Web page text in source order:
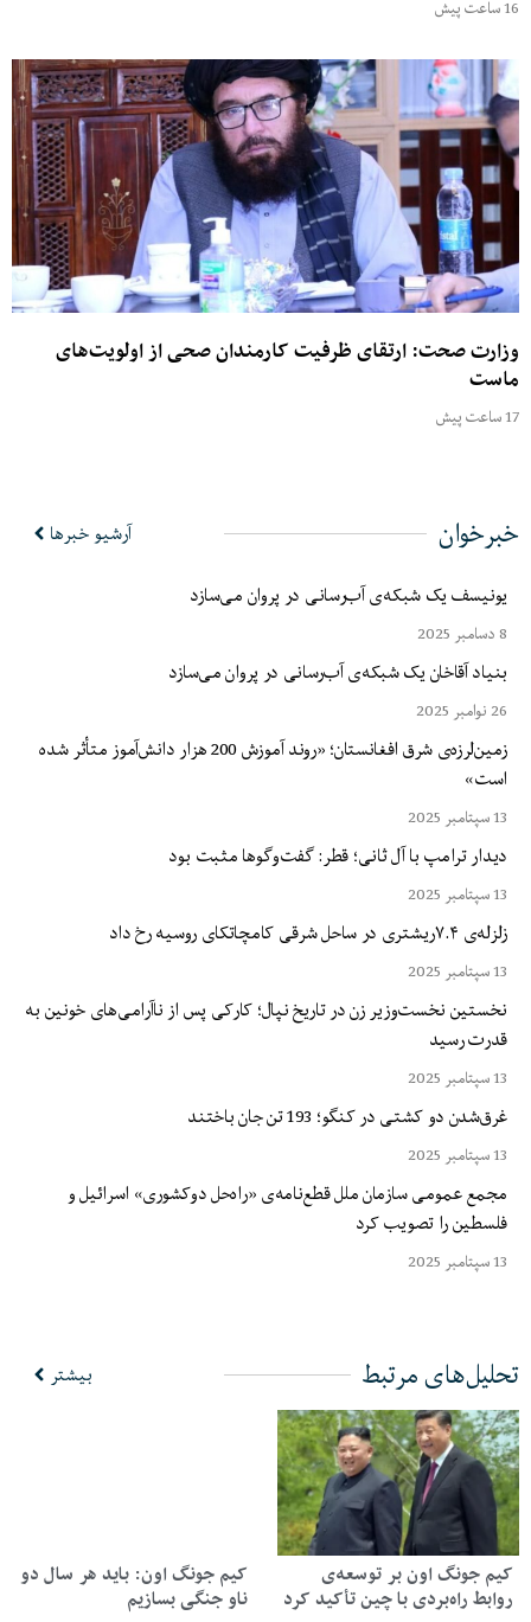
16 ساعت پیش
وزارت صحت: ارتقای ظرفیت کارمندان صحی از اولویت‌های
ماست
17 ساعت پیش
خبرخوان
آرشیو خبرها
یونیسف یک شبکه‌ی آب‌رسانی در پروان می‌سازد
8 دسامبر 2025
بنیاد آقاخان یک شبکه‌ی آب‌رسانی در پروان می‌سازد
26 نوامبر 2025
زمین‌لرزه‌ی شرق افغانستان؛ «روند آموزش 200 هزار دانش‌آموز متأثر شده
است»
13 سپتامبر 2025
دیدار ترامپ با آل ثانی؛ قطر: گفت‌وگوها مثبت بود
13 سپتامبر 2025
زلزله‌ی ۷.۴ریشتری در ساحل شرقی کامچاتکای روسیه رخ داد
13 سپتامبر 2025
نخستین نخست‌وزیر زن در تاریخ نپال؛ کارکی پس از ناآرامی‌های خونین به
قدرت رسید
13 سپتامبر 2025
غرق‌شدن دو کشتی در کنگو؛ 193 تن جان باختند
13 سپتامبر 2025
مجمع عمومی سازمان ملل قطع‌نامه‌ی «راه‌حل دوکشوری» اسرائیل و
فلسطین را تصویب کرد
13 سپتامبر 2025
تحلیل‌های مرتبط بیشتر
کیم جونگ اون بر توسعه‌ی
روابط راه‌بردی با چین تأکید کرد
کیم جونگ اون: باید هر سال دو
ناو جنگی بسازیم